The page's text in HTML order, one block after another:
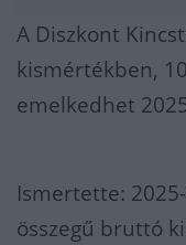
A Diszkont
kismértékben,
emelkedhet
Ismertette:
összegű bruttó